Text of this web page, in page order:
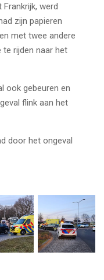
werd
zijn papieren
met twee andere
te rijden naar het
ook gebeuren en
flink aan het
door het ongeval